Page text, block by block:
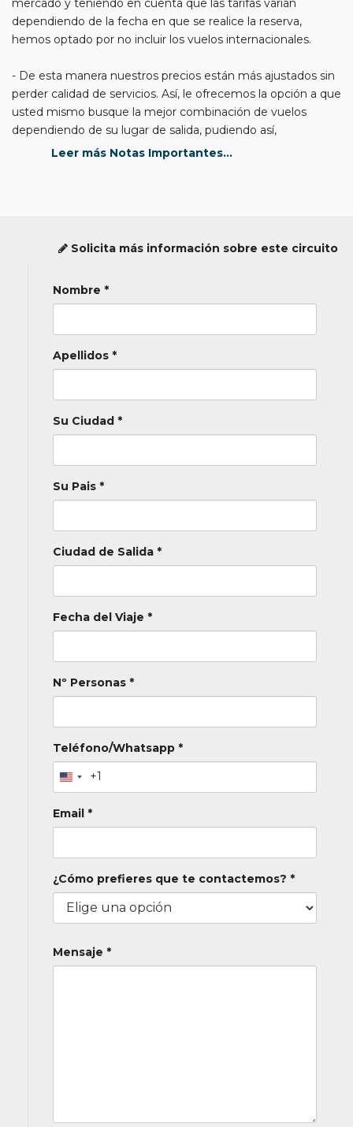
mercado y teniendo en cuenta que las tarifas varían
dependiendo de la fecha en que se realice la reserva,
hemos optado por no incluir los vuelos internacionales.
- De esta manera nuestros precios están más ajustados sin
perder calidad de servicios. Así, le ofrecemos la opción a que
usted mismo busque la mejor combinación de vuelos
dependiendo de su lugar de salida, pudiendo así,
beneficiarse de la amplia variedad de ofertas existentes en
Según nº de pax (ver precios)
Suplemneto por Traslados (Consultar)
con chofer de habla inglesa
eventos También podemos organizar visitas de la ciudad en
servicio privado o regular (Hop on Hop off), pregúntenos
por los precios!
Leer más Notas Importantes...
Solicita más información sobre este circuito
Nombre *
Apellidos *
Su Ciudad *
Su Pais *
Ciudad de Salida *
Fecha del Viaje *
Nº Personas *
Teléfono/Whatsapp *
+1
Email *
¿Cómo prefieres que te contactemos? *
Mensaje *